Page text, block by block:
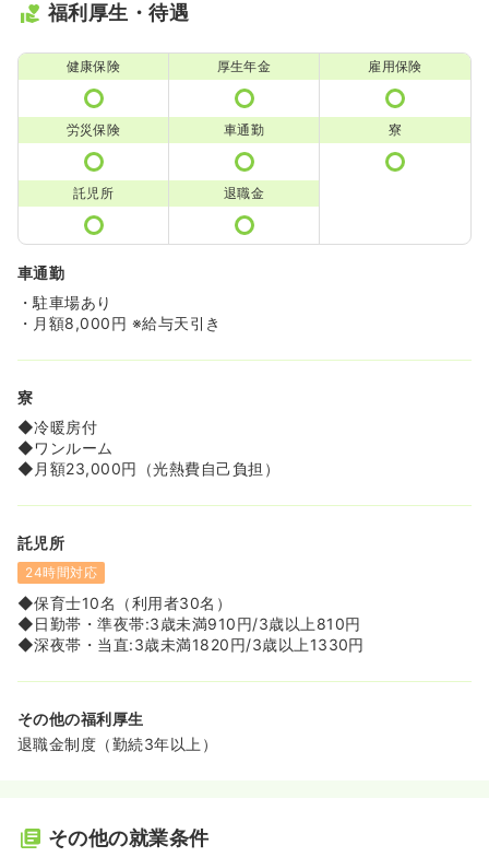
福利厚生・待遇
健康保険 厚生年金 雇用保険
労災保険 車通勤 寮
託児所 退職金
車通勤
・駐車場あり
・月額8,000円 ※給与天引き
寮
◆冷暖房付
◆ワンルーム
◆月額23,000円（光熱費自己負担）
託児所
24時間対応
◆保育士10名（利用者30名）
◆日勤帯・準夜帯:3歳未満910円/3歳以上810円
◆深夜帯・当直:3歳未満1820円/3歳以上1330円
その他の福利厚生
退職金制度（勤続3年以上）
その他の就業条件